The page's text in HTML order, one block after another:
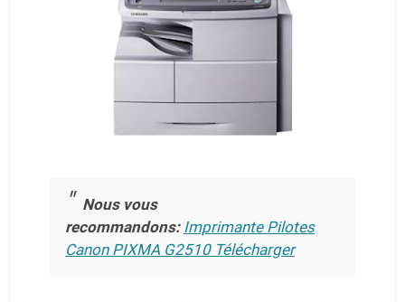
Nous vous
recommandons: Imprimante Pilotes
Canon PIXMA G2510 Télécharger